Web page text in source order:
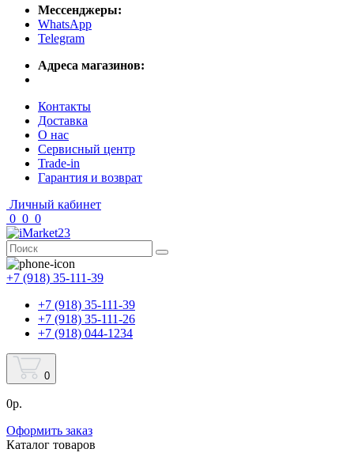
Мессенджеры:
WhatsApp
Telegram
Адреса магазинов:
Контакты
Доставка
О нас
Сервисный центр
Trade-in
Гарантия и возврат
Личный кабинет
0 0 0
+7 (918) 35-111-39
+7 (918) 35-111-39
+7 (918) 35-111-26
+7 (918) 044-1234
0
0р.
Оформить заказ
Каталог товаров